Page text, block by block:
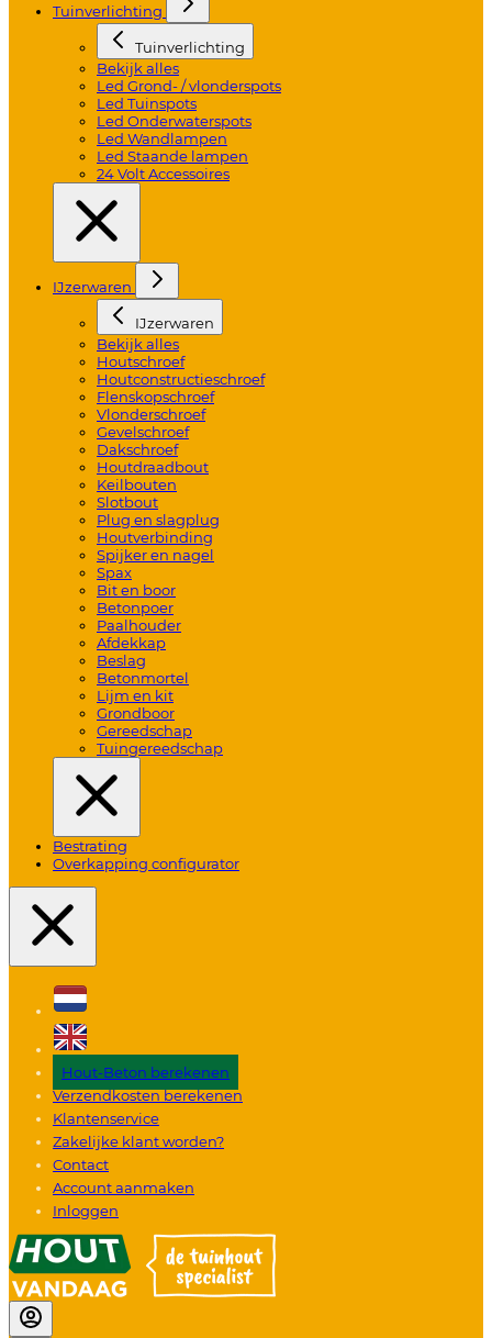
Tuinverlichting
Tuinverlichting
Bekijk alles
Led Grond- / vlonderspots
Led Tuinspots
Led Onderwaterspots
Led Wandlampen
Led Staande lampen
24 Volt Accessoires
IJzerwaren
IJzerwaren
Bekijk alles
Houtschroef
Houtconstructieschroef
Flenskopschroef
Vlonderschroef
Gevelschroef
Dakschroef
Houtdraadbout
Keilbouten
Slotbout
Plug en slagplug
Houtverbinding
Spijker en nagel
Spax
Bit en boor
Betonpoer
Paalhouder
Afdekkap
Beslag
Betonmortel
Lijm en kit
Grondboor
Gereedschap
Tuingereedschap
Bestrating
Overkapping configurator
Hout-Beton berekenen
Verzendkosten berekenen
Klantenservice
Zakelijke klant worden?
Contact
Account aanmaken
Inloggen